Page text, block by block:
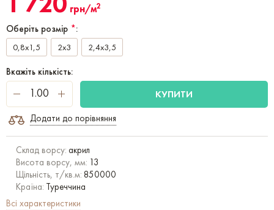
грн/м2
Оберіть розмір *:
0,8x1,5 2x3 2,4x3,5
Вкажіть кількість:
КУПИТИ
Додати до порівняння
Склад ворсу: акрил
Висота ворсу, мм: 13
Щільність, т/кв.м: 850000
Країна: Туреччина
Всі характеристики